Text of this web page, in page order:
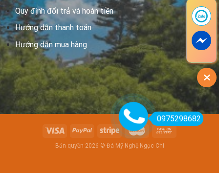
Quy định đổi trả và hoàn tiền
Hướng dẫn thanh toán
Hướng dẫn mua hàng
Bản quyền 2026 © Đá Mỹ Nghệ Ngọc Chi
0975298682